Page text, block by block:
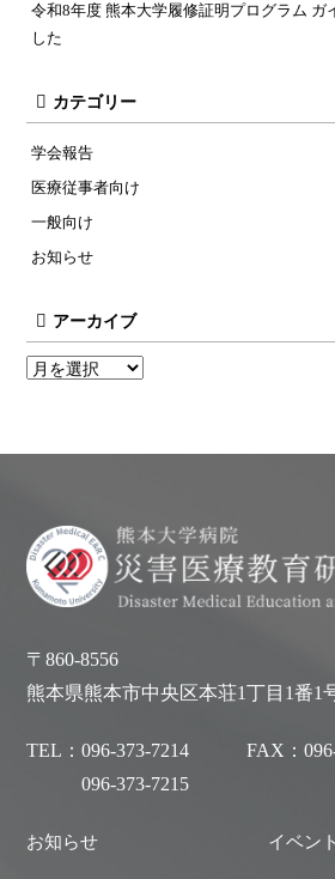
令和8年度 熊本大学履修証明プログラム ガ
した
カテゴリー
学会報告
医療従事者向け
一般向け
お知らせ
アーカイブ
〒860-8556
熊本県熊本市中央区本荘1丁目1番1
TEL：096-373-7214
096-373-7215
FAX：
お知らせ イベン